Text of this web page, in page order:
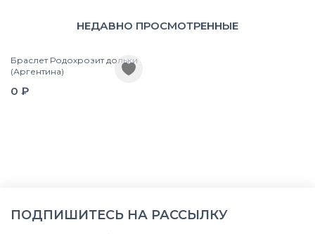
НЕДАВНО ПРОСМОТРЕННЫЕ
Браслет Родохрозит дольки
(Аргентина)
0 ₽
ПОДПИШИТЕСЬ НА РАССЫЛКУ